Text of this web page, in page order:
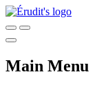
Main Menu